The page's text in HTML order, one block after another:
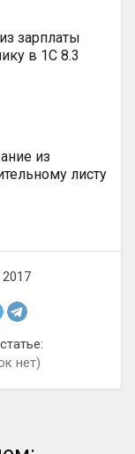
зарплаты
в 1С 8.3
из
листу
нет)